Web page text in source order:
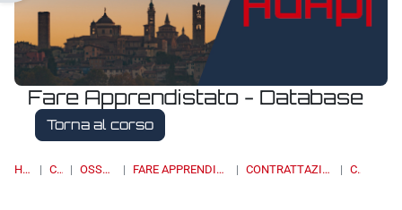
Fare Apprendistato - Database
Torna al corso
HOME CORSI OSSERVATORI FARE APPRENDISTATO - DATABASE CONTRATTAZIONE COLLETTIVA CCNL